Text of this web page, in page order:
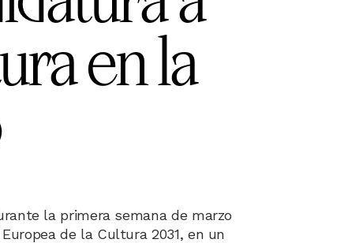
en la
la primera semana de marzo
de la Cultura 2031, en un